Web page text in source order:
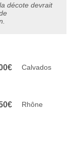
décote devrait
Calvados
Rhône